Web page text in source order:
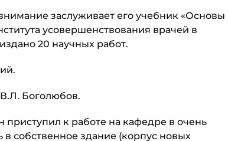
заслуживает его учебник «Основы
усовершенствования врачей в
20 научных работ.
Боголюбов.
к ра­боте на кафедре в очень
собственное здание (корпус новых